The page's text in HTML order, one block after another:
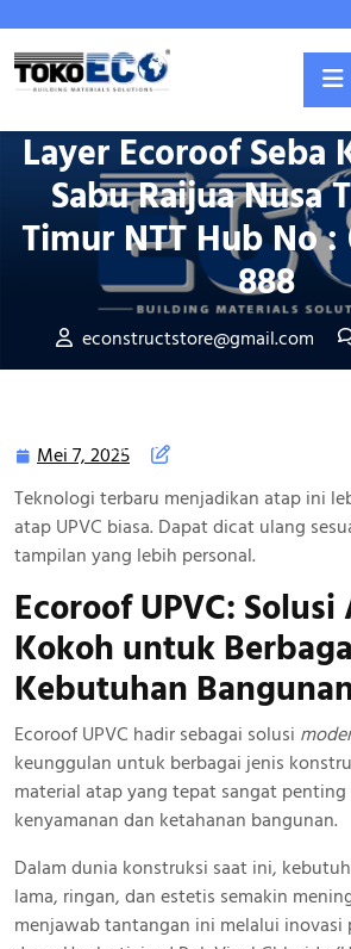
content
Posted On Mei 7,
Atap UPVC
Layer Ecoroof Seba
Sabu Raijua Nusa
Timur NTT Hub No :
888
econstructstore@gmail.com
Tenggara Timur NTT Hub No :
Mei 7, 2025 Mei
2025
Teknologi terbaru menjadikan atap ini
atap UPVC biasa. Dapat dicat ulang
tampilan yang lebih personal.
Ecoroof UPVC:
Kokoh untuk
Kebutuhan
Ecoroof UPVC hadir sebagai solusi
keunggulan untuk berbagai jenis
material atap yang tepat sangat
kenyamanan dan ketahanan bangunan.
Dalam dunia konstruksi saat ini,
lama, ringan, dan estetis semakin
menjawab tantangan ini melalui inovasi